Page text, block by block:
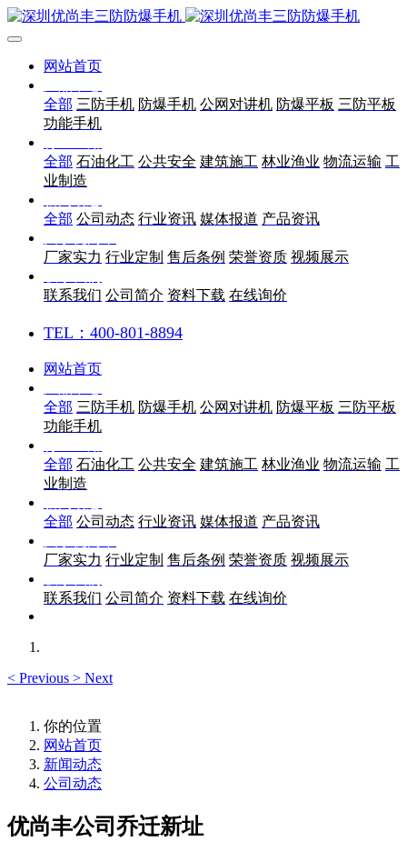
网站首页
全部 三防手机 防爆手机 公网对讲机 防爆平板 三防平板
功能手机
全部 石油化工 公共安全 建筑施工 林业渔业 物流运输 工
业制造
全部 公司动态 行业资讯 媒体报道 产品资讯
厂家实力 行业定制 售后条例 荣誉资质 视频展示
联系我们 公司简介 资料下载 在线询价
TEL：400-801-8894
网站首页
全部 三防手机 防爆手机 公网对讲机 防爆平板 三防平板
功能手机
全部 石油化工 公共安全 建筑施工 林业渔业 物流运输 工
业制造
全部 公司动态 行业资讯 媒体报道 产品资讯
厂家实力 行业定制 售后条例 荣誉资质 视频展示
联系我们 公司简介 资料下载 在线询价
< Previous > Next
你的位置
网站首页
新闻动态
公司动态
优尚丰公司乔迁新址